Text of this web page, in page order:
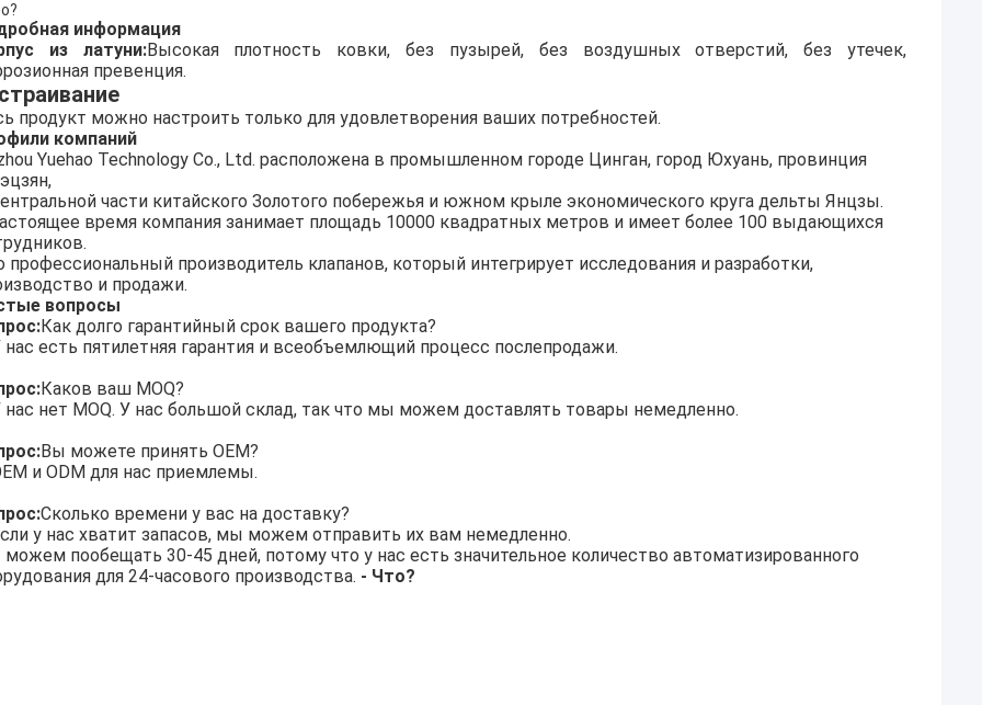
информация
из латуни:Высокая плотность ковки, без пузырей, без воздушных отверстий, без утечек,
превенция.
продукт можно настроить только для удовлетворения ваших потребностей.
компаний
Yuehao Technology Co., Ltd. расположена в промышленном городе Цинган, город Юхуань, провинция
части китайского Золотого побережья и южном крыле экономического круга дельты Янцзы.
время компания занимает площадь 10000 квадратных метров и имеет более 100 выдающихся
профессиональный производитель клапанов, который интегрирует исследования и разработки,
и продажи.
вопросы
Как долго гарантийный срок вашего продукта?
нас есть пятилетняя гарантия и всеобъемлющий процесс послепродажи.
Каков ваш MOQ?
нас нет MOQ. У нас большой склад, так что мы можем доставлять товары немедленно.
Вы можете принять OEM?
и ODM для нас приемлемы.
Сколько времени у вас на доставку?
у нас хватит запасов, мы можем отправить их вам немедленно.
пообещать 30-45 дней, потому что у нас есть значительное количество автоматизированного
для 24-часового производства. - Что?